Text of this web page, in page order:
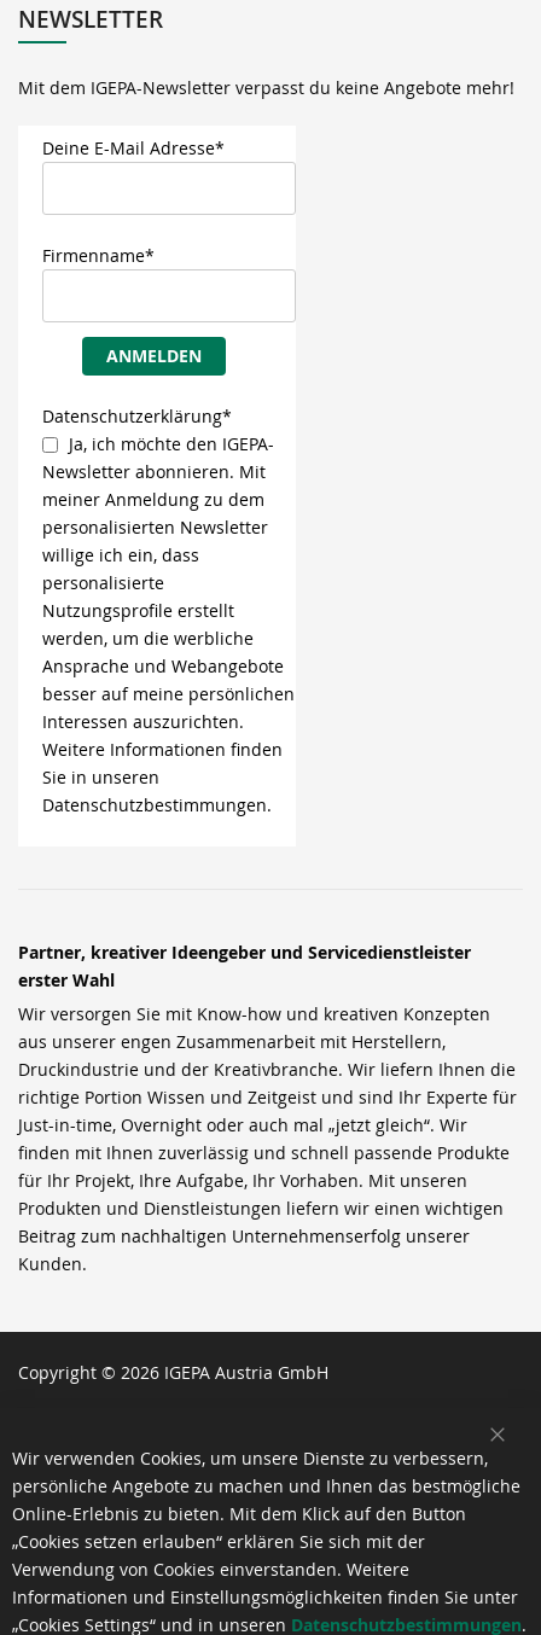
NEWSLETTER
Mit dem IGEPA-Newsletter verpasst du keine Angebote mehr!
Deine E-Mail Adresse*
Firmenname*
ANMELDEN
Datenschutzerklärung*
Ja, ich möchte den IGEPA-
Newsletter abonnieren. Mit
meiner Anmeldung zu dem
personalisierten Newsletter
willige ich ein, dass
personalisierte
Nutzungsprofile erstellt
werden, um die werbliche
Ansprache und Webangebote
besser auf meine persönlichen
Interessen auszurichten.
Weitere Informationen finden
Sie in unseren
Datenschutzbestimmungen.
Partner, kreativer Ideengeber und Servicedienstleister
erster Wahl
Wir versorgen Sie mit Know-how und kreativen Konzepten
aus unserer engen Zusammenarbeit mit Herstellern,
Druckindustrie und der Kreativbranche. Wir liefern Ihnen die
richtige Portion Wissen und Zeitgeist und sind Ihr Experte für
Just-in-time, Overnight oder auch mal „jetzt gleich“. Wir
finden mit Ihnen zuverlässig und schnell passende Produkte
für Ihr Projekt, Ihre Aufgabe, Ihr Vorhaben. Mit unseren
Produkten und Dienstleistungen liefern wir einen wichtigen
Beitrag zum nachhaltigen Unternehmenserfolg unserer
Kunden.
Copyright © 2026 IGEPA Austria GmbH
Wir verwenden Cookies, um unsere Dienste zu verbessern,
persönliche Angebote zu machen und Ihnen das bestmögliche
Online-Erlebnis zu bieten. Mit dem Klick auf den Button
„Cookies setzen erlauben“ erklären Sie sich mit der
Verwendung von Cookies einverstanden. Weitere
Informationen und Einstellungsmöglichkeiten finden Sie unter
„Cookies Settings“ und in unseren Datenschutzbestimmungen.